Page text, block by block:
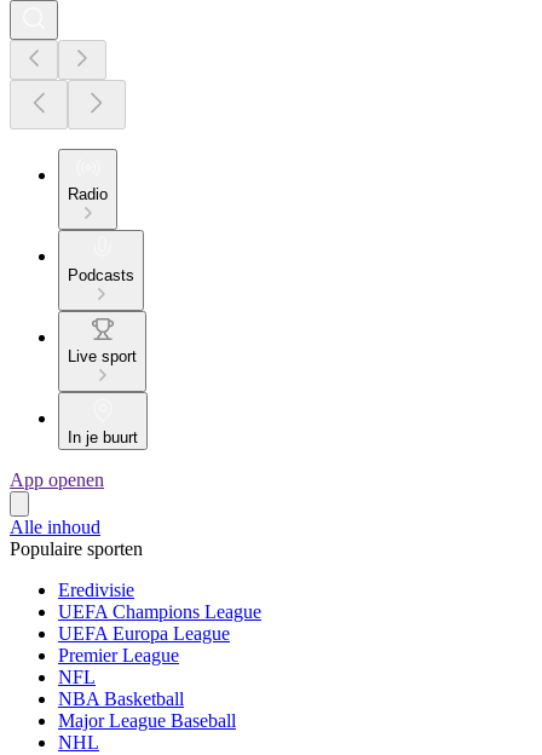
Radio
Podcasts
Live sport
In je buurt
App openen
Alle inhoud
Populaire sporten
Eredivisie
UEFA Champions League
UEFA Europa League
Premier League
NFL
NBA Basketball
Major League Baseball
NHL